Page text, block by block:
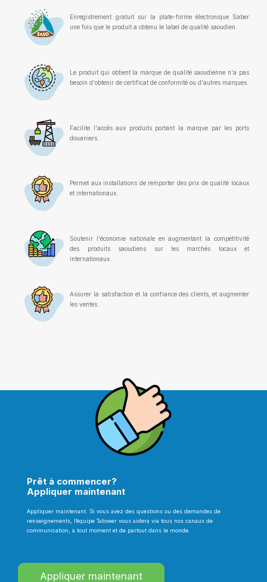
Enregistrement gratuit sur la plate-forme électronique Saber
une fois que le produit a obtenu le label de qualité saoudien.
Le produit qui obtient la marque de qualité saoudienne n'a pas
besoin d'obtenir de certificat de conformité ou d'autres marques.
Facilite l'accès aux produits portant la marque par les ports
douaniers.
Permet aux installations de remporter des prix de qualité locaux
et internationaux.
Soutenir l'économie nationale en augmentant la compétitivité
des produits saoudiens sur les marchés locaux et
internationaux.
Assurer la satisfaction et la confiance des clients, et augmenter
les ventes.
Prêt à commencer?
Appliquer maintenant
Appliquer maintenant. Si vous avez des questions ou des demandes de
renseignements, l’équipe Tabseer vous aidera via tous nos canaux de
communication, à tout moment et de partout dans le monde.
Appliquer maintenant